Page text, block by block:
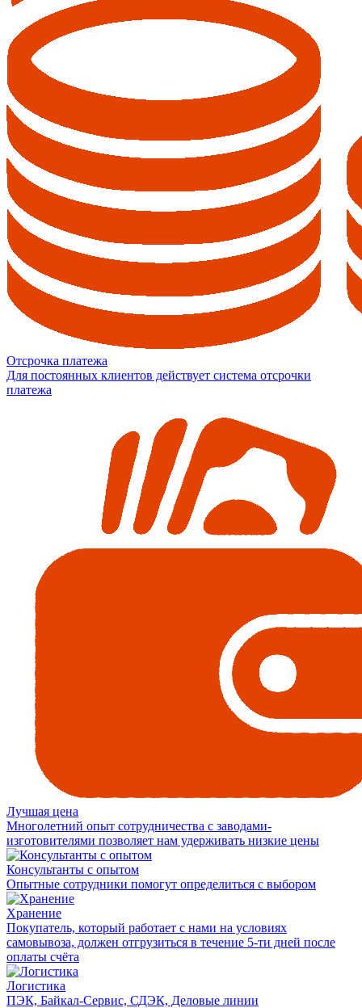
Отсрочка платежа
Для постоянных клиентов действует система отсрочки
платежа
Лучшая цена
Многолетний опыт сотрудничества с заводами-
изготовителями позволяет нам удерживать низкие цены
Консультанты с опытом
Опытные сотрудники помогут определиться с выбором
Хранение
Покупатель, который работает с нами на условиях
самовывоза, должен отгрузиться в течение 5-ти дней после
оплаты счёта
Логистика
ПЭК, Байкал-Сервис, СДЭК, Деловые линии